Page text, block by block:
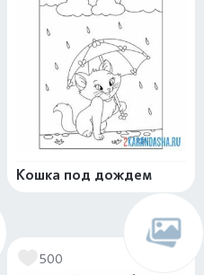
Кошка под дождем
500